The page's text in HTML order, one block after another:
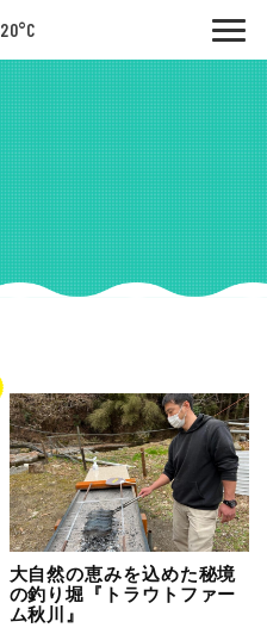
20°C
大自然の恵みを込めた秘境
の釣り堀『トラウトファー
ム秋川』